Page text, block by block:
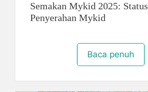
Semakan Mykid 2025: Status
Penyerahan Mykid
Baca penuh